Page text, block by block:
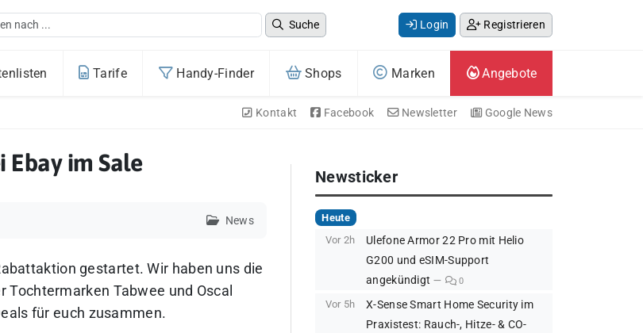
Suche Login Registrieren
Tarife Handy-Finder Shops Marken Angebote
Kontakt Facebook Newsletter Google News
Ebay im Sale
News
gestartet. Wir haben uns die
Tabwee und Oscal
für euch zusammen.
Newsticker
Heute
Vor 2h
Ulefone Armor 22 Pro mit Helio
G200 und eSIM-Support
angekündigt
0
Vor 5h
X-Sense Smart Home Security im
Praxistest: Rauch-, Hitze- & CO-